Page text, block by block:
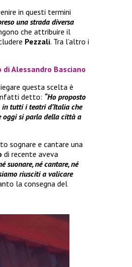
in questi termini
una strada diversa
che attribuire il
Pezzali. Tra l’altro i
di Alessandro Basciano
questa scelta è
detto: “Ho proposto
in tutti i teatri d’Italia che
oggi si parla della città a
sognare e cantare una
di recente aveva
suonare, né cantare, né
riusciti a valicare
la consegna del